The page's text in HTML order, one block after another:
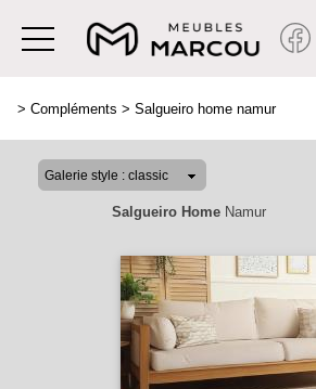
> Compléments > Salgueiro home namur
Salgueiro HomeNamur